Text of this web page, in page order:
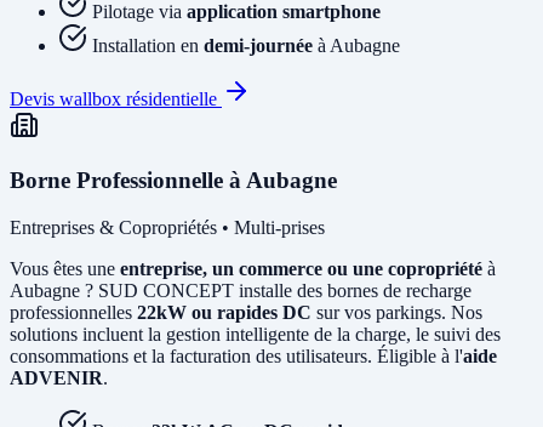
Pilotage via application smartphone
Installation en demi-journée à Aubagne
Devis wallbox résidentielle
Borne Professionnelle à Aubagne
Entreprises & Copropriétés • Multi-prises
Vous êtes une entreprise, un commerce ou une copropriété à
Aubagne ? SUD CONCEPT installe des bornes de recharge
professionnelles 22kW ou rapides DC sur vos parkings. Nos
solutions incluent la gestion intelligente de la charge, le suivi des
consommations et la facturation des utilisateurs. Éligible à l'aide
ADVENIR.